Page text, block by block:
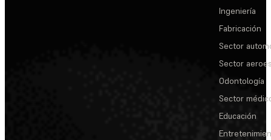
Ingeniería
Fabricación
Sector
Sector
Odontología
Sector
Educación